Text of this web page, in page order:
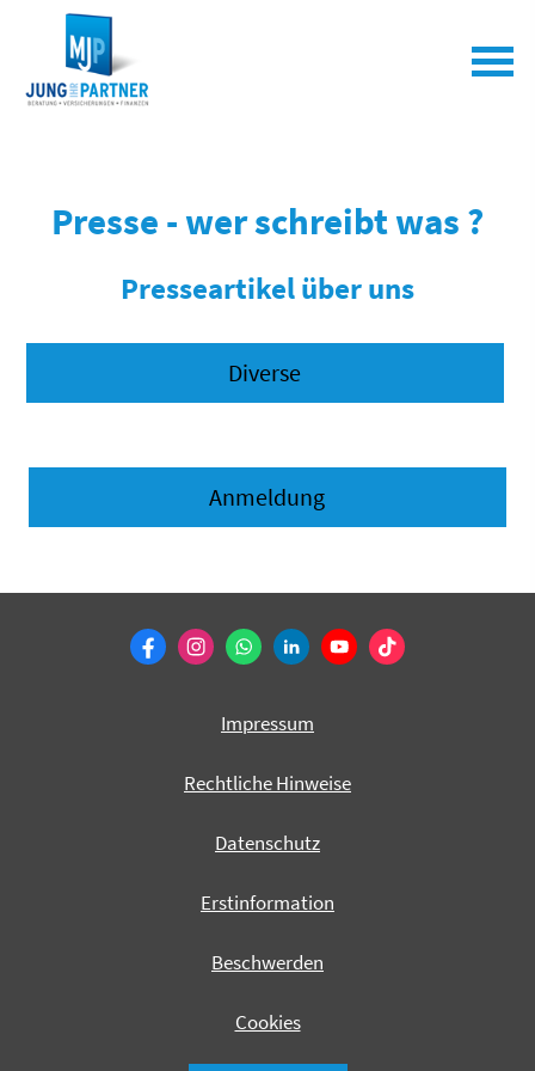
Presse - wer schreibt was ?
Presseartikel über uns
Diverse
Anmeldung
Impressum
Rechtliche Hinweise
Datenschutz
Erstinformation
Beschwerden
Cookies